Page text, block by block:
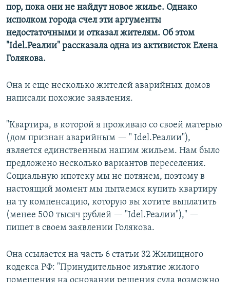
пор, пока они не найдут новое жилье. Однако
исполком города счел эти аргументы
недостаточными и отказал жителям. Об этом
"Idel.Реалии" рассказала одна из активисток Елена
Голякова.
Она и еще несколько жителей аварийных домов
написали похожие заявления.
"Квартира, в которой я проживаю со своей матерью
(дом признан аварийным — " Idel.Реалии"),
является единственным нашим жильем. Нам было
предложено несколько вариантов переселения.
Социальную ипотеку мы не потянем, поэтому в
настоящий момент мы пытаемся купить квартиру
на ту компенсацию, которую вы хотите выплатить
(менее 500 тысяч рублей — "Idel.Реалии")," —
пишет в своем заявлении Голякова.
Она ссылается на часть 6 статьи 32 Жилищного
кодекса РФ: "Принудительное изъятие жилого